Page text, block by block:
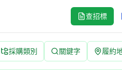
查招標
採購類別 關鍵字 履約